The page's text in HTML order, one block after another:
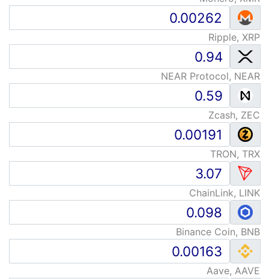
Ripple, XRP
NEAR Protocol, NEAR
Zcash, ZEC
TRON, TRX
ChainLink, LINK
Binance Coin, BNB
Aave, AAVE